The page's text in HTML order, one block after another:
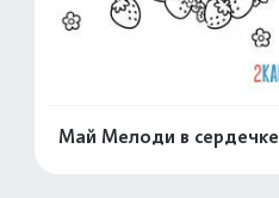
Май Мелоди в сердечке